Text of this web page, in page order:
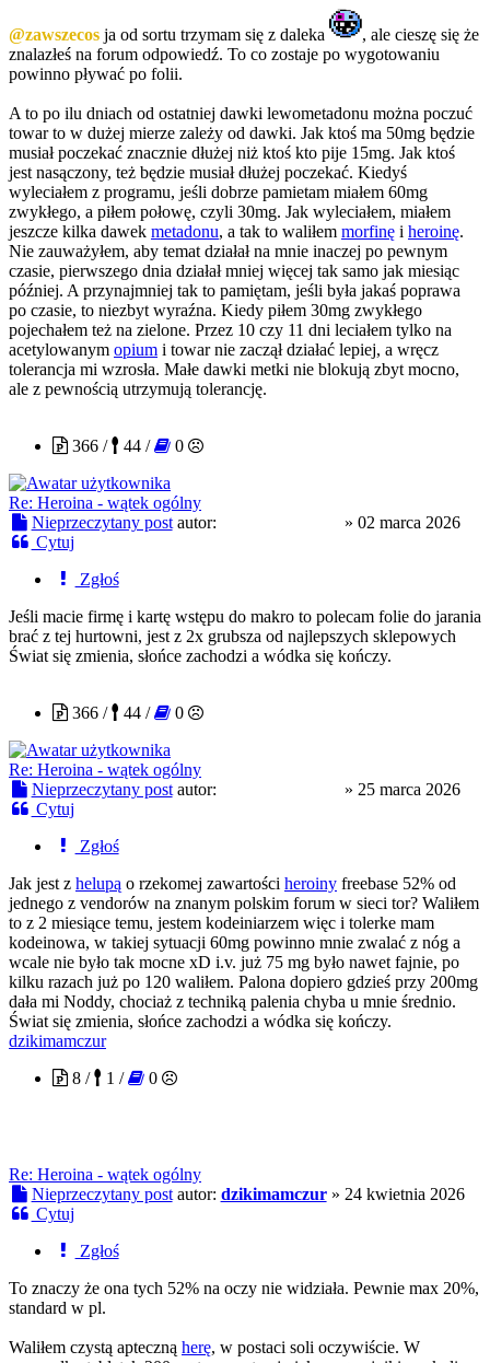
@zawszecos ja od sortu trzymam się z daleka
, ale cieszę się że
znalazłeś na forum odpowiedź. To co zostaje po wygotowaniu
powinno pływać po folii.
A to po ilu dniach od ostatniej dawki lewometadonu można poczuć
towar to w dużej mierze zależy od dawki. Jak ktoś ma 50mg będzie
musiał poczekać znacznie dłużej niż ktoś kto pije 15mg. Jak ktoś
jest nasączony, też będzie musiał dłużej poczekać. Kiedyś
wyleciałem z programu, jeśli dobrze pamietam miałem 60mg
zwykłego, a piłem połowę, czyli 30mg. Jak wyleciałem, miałem
jeszcze kilka dawek metadonu, a tak to waliłem morfinę i heroinę.
Nie zauważyłem, aby temat działał na mnie inaczej po pewnym
czasie, pierwszego dnia działał mniej więcej tak samo jak miesiąc
później. A przynajmniej tak to pamiętam, jeśli była jakaś poprawa
po czasie, to niezbyt wyraźna. Kiedy piłem 30mg zwykłego
pojechałem też na zielone. Przez 10 czy 11 dni leciałem tylko na
acetylowanym opium i towar nie zaczął działać lepiej, a wręcz
tolerancja mi wzrosła. Małe dawki metki nie blokują zbyt mocno,
ale z pewnością utrzymują tolerancję.
366 /
44 / 0
Re: Heroina - wątek ogólny
Nieprzeczytany post autor: » 02 marca 2026
Cytuj
Zgłoś
Jeśli macie firmę i kartę wstępu do makro to polecam folie do jarania
brać z tej hurtowni, jest z 2x grubsza od najlepszych sklepowych
Świat się zmienia, słońce zachodzi a wódka się kończy.
366 /
44 / 0
Re: Heroina - wątek ogólny
Nieprzeczytany post autor: » 25 marca 2026
Cytuj
Zgłoś
Jak jest z helupą o rzekomej zawartości heroiny freebase 52% od
jednego z vendorów na znanym polskim forum w sieci tor? Waliłem
to z 2 miesiące temu, jestem kodeiniarzem więc i tolerke mam
kodeinowa, w takiej sytuacji 60mg powinno mnie zwalać z nóg a
wcale nie było tak mocne xD i.v. już 75 mg było nawet fajnie, po
kilku razach już po 120 waliłem. Palona dopiero gdzieś przy 200mg
dała mi Noddy, chociaż z techniką palenia chyba u mnie średnio.
Świat się zmienia, słońce zachodzi a wódka się kończy.
dzikimamczur
8 /
1 / 0
Re: Heroina - wątek ogólny
Nieprzeczytany post autor: dzikimamczur» 24 kwietnia 2026
Cytuj
Zgłoś
To znaczy że ona tych 52% na oczy nie widziała. Pewnie max 20%,
standard w pl.
Waliłem czystą apteczną herę, w postaci soli oczywiście. W